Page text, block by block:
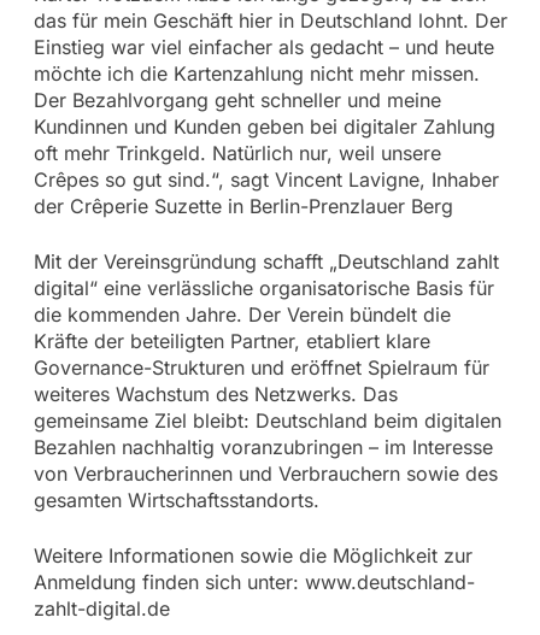
das für mein Geschäft hier in Deutschland lohnt. Der
Einstieg war viel einfacher als gedacht – und heute
möchte ich die Kartenzahlung nicht mehr missen.
Der Bezahlvorgang geht schneller und meine
Kundinnen und Kunden geben bei digitaler Zahlung
oft mehr Trinkgeld. Natürlich nur, weil unsere
Crêpes so gut sind.“, sagt Vincent Lavigne, Inhaber
der Crêperie Suzette in Berlin-Prenzlauer Berg
Mit der Vereinsgründung schafft „Deutschland zahlt
digital“ eine verlässliche organisatorische Basis für
die kommenden Jahre. Der Verein bündelt die
Kräfte der beteiligten Partner, etabliert klare
Governance-Strukturen und eröffnet Spielraum für
weiteres Wachstum des Netzwerks. Das
gemeinsame Ziel bleibt: Deutschland beim digitalen
Bezahlen nachhaltig voranzubringen – im Interesse
von Verbraucherinnen und Verbrauchern sowie des
gesamten Wirtschaftsstandorts.
Weitere Informationen sowie die Möglichkeit zur
Anmeldung finden sich unter: www.deutschland-
zahlt-digital.de